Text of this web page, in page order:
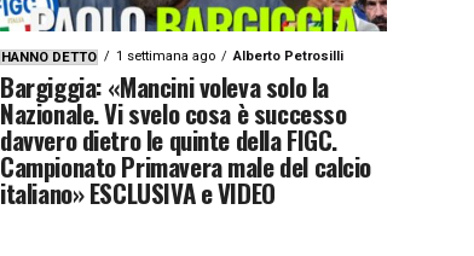
HANNO DETTO 1 settimana ago Alberto Petrosilli
Bargiggia: «Mancini voleva solo la
Nazionale. Vi svelo cosa è successo
davvero dietro le quinte della FIGC.
Campionato Primavera male del calcio
italiano» ESCLUSIVA e VIDEO